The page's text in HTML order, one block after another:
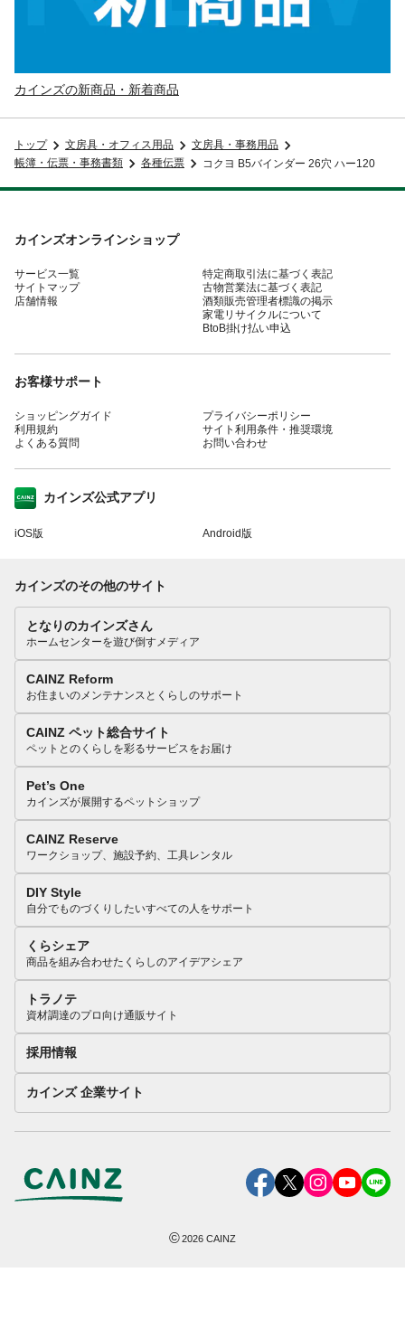
カインズの新商品・新着商品
トップ 文房具・オフィス用品
文房具・事務用品
帳簿・伝票・事務書類
各種伝票 コクヨ B5バインダー 26穴 ハー120
カインズオンラインショップ
サービス一覧
サイトマップ
店舗情報
特定商取引法に基づく表記
古物営業法に基づく表記
酒類販売管理者標識の掲示
家電リサイクルについて
BtoB掛け払い申込
お客様サポート
ショッピングガイド
利用規約
よくある質問
プライバシーポリシー
サイト利用条件・推奨環境
お問い合わせ
カインズ公式アプリ
iOS版 Android版
カインズのその他のサイト
となりのカインズさん
ホームセンターを遊び倒すメディア
CAINZ Reform
お住まいのメンテナンスとくらしのサポート
CAINZ ペット総合サイト
ペットとのくらしを彩るサービスをお届け
Pet’s One
カインズが展開するペットショップ
CAINZ Reserve
ワークショップ、施設予約、工具レンタル
DIY Style
自分でものづくりしたいすべての人をサポート
くらシェア
商品を組み合わせたくらしのアイデアシェア
トラノテ
資材調達のプロ向け通販サイト
採用情報
カインズ 企業サイト
©2026 CAINZ